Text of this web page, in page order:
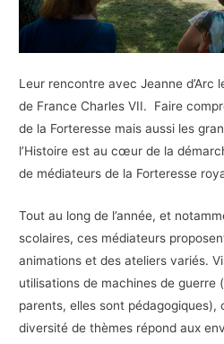
Leur rencontre avec Jeanne d’Arc
de France Charles VII. Faire
de la Forteresse mais aussi les
l’Histoire est au cœur de la
de médiateurs de la Forteresse
Tout au long de l’année, et
scolaires, ces médiateurs
animations et des ateliers variés.
utilisations de machines de guerre
parents, elles sont pédagogiques),
diversité de thèmes répond aux